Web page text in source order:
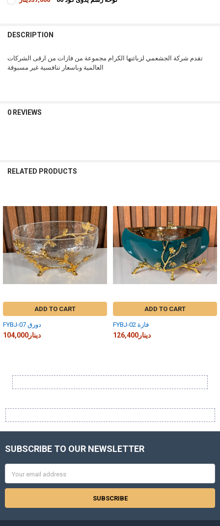
STOCK:
DESCRIPTION
تقدم شركة الجشعمي لزبائنها الكرام مجموعة من فازات من ارقى الشركات
العالمية وباسعار تنافسية غير مسبوقة
0 REVIEWS
RELATED PRODUCTS
Related
Products
ADD TO CART
FYBJ-07 دورق
104,000دينار
ADD TO CART
FYBJ-02 فازة
126,400دينار
Footer
SUBSCRIBE TO OUR NEWSLETTER
Address